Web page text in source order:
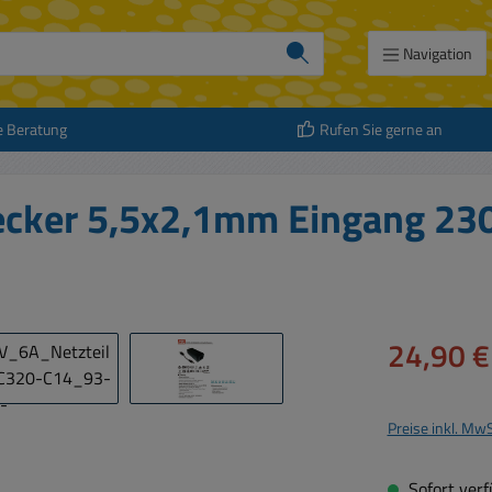
Navigation
Beratung Rufen Sie gerne an
5,5x2,1mm Eingang
Verkaufspreis:
24,90 €
Preise inkl.